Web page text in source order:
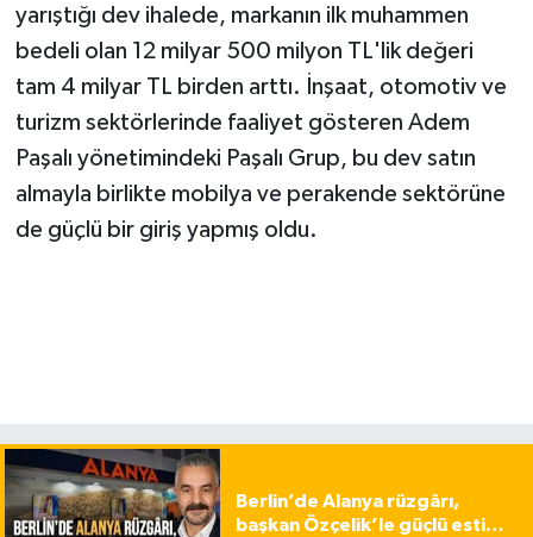
yarıştığı dev ihalede, markanın ilk muhammen
bedeli olan 12 milyar 500 milyon TL'lik değeri
tam 4 milyar TL birden arttı. İnşaat, otomotiv ve
turizm sektörlerinde faaliyet gösteren Adem
Paşalı yönetimindeki Paşalı Grup, bu dev satın
almayla birlikte mobilya ve perakende sektörüne
de güçlü bir giriş yapmış oldu.
Berlin’de Alanya rüzgârı,
başkan Özçelik’le güçlü esti…